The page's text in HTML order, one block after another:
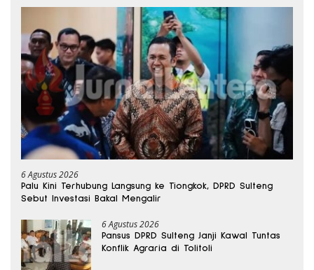
6 Agustus 2026
Palu Kini Terhubung Langsung ke Tiongkok, DPRD Sulteng
Sebut Investasi Bakal Mengalir
6 Agustus 2026
Pansus DPRD Sulteng Janji Kawal Tuntas
Konflik Agraria di Tolitoli